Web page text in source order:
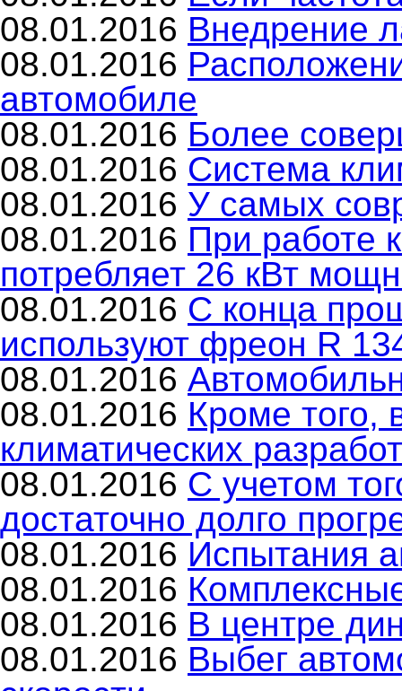
08.01.2016 Внедрение
08.01.2016
автомобиле
08.01.2016 Более
08.01.2016 Система
08.01.2016 У самых
08.01.2016 При работе
потребляет 26 кВт
08.01.2016 С конца
используют фреон R
08.01.2016
08.01.2016 Кроме того,
климатических
08.01.2016 С учетом
достаточно долго
08.01.2016 Испытания
08.01.2016
08.01.2016 В центре
08.01.2016 Выбег